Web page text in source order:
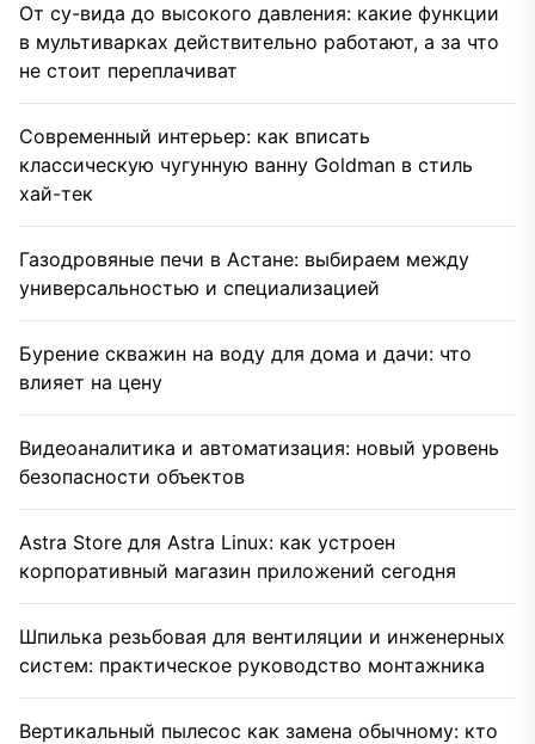
От су-вида до высокого давления: какие функции
в мультиварках действительно работают, а за что
не стоит переплачиват
Современный интерьер: как вписать
классическую чугунную ванну Goldman в стиль
хай-тек
Газодровяные печи в Астане: выбираем между
универсальностью и специализацией
Бурение скважин на воду для дома и дачи: что
влияет на цену
Видеоаналитика и автоматизация: новый уровень
безопасности объектов
Astra Store для Astra Linux: как устроен
корпоративный магазин приложений сегодня
Шпилька резьбовая для вентиляции и инженерных
систем: практическое руководство монтажника
Вертикальный пылесос как замена обычному: кто